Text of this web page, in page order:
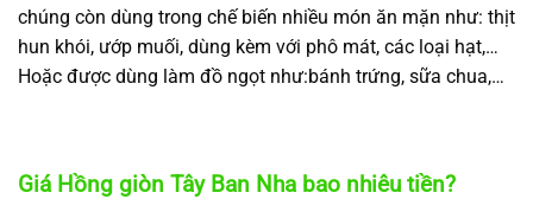
chúng còn dùng trong chế biến nhiều món ăn mặn như: thịt
hun khói, ướp muối, dùng kèm với phô mát, các loại hạt,…
Hoặc được dùng làm đồ ngọt như:bánh trứng, sữa chua,…
Giá Hồng giòn Tây Ban Nha bao nhiêu tiền?